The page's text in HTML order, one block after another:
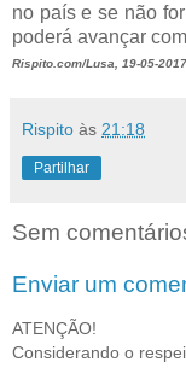
no país e se não
poderá avançar
Rispito.com/Lusa, 19-05-2017
Rispito às 21:18
Partilhar
Sem
Enviar um
ATENÇÃO!
Considerando o